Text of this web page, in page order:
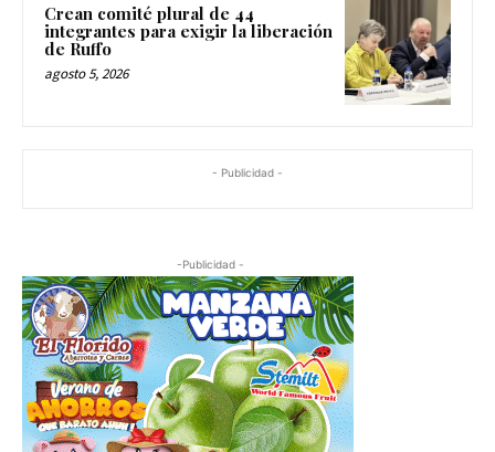
Crean comité plural de 44
integrantes para exigir la liberación
de Ruffo
agosto 5, 2026
- Publicidad -
-Publicidad -